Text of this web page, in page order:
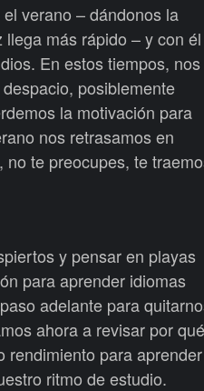
verano – dándonos la
más rápido – y con él
En estos tiempos, nos
posiblemente
la motivación para
nos retrasamos en
te preocupes, te
y pensar en playas
para aprender idiomas
adelante para
ahora a revisar por qué
rendimiento para aprender
ritmo de estudio.